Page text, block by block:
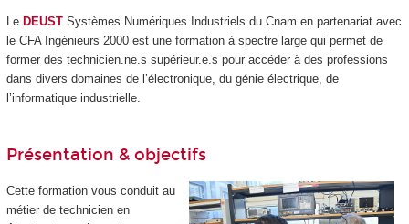
Le DEUSTSystèmes Numériques Industriels du Cnam en partenariat avec
le CFA Ingénieurs 2000 est une formation à spectre large qui permet de
former des technicien.ne.s supérieur.e.s pour accéder à des professions
dans divers domaines de l’électronique, du génie électrique, de
l’informatique industrielle.
Présentation & objectifs
Cette formation vous conduit au
métier de technicien en